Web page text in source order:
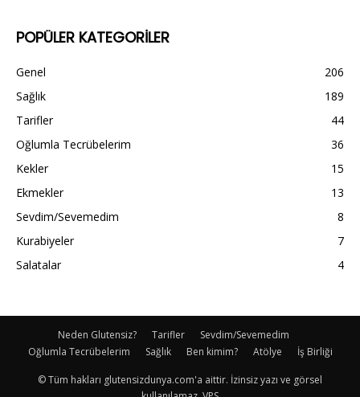
POPÜLER KATEGORİLER
Genel
206
Sağlık
189
Tarifler
44
Oğlumla Tecrübelerim
36
Kekler
15
Ekmekler
13
Sevdim/Sevemedim
8
Kurabiyeler
7
Salatalar
4
Neden Glutensiz? Tarifler
Sevdim/Sevemedim
Oğlumla Tecrübelerim
Sağlık Ben kimim? Atölye İş Birliği
© Tüm hakları glutensizdunya.com'a aittir. İzinsiz yazı ve görsel